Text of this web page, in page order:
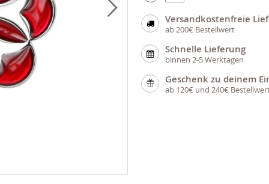
Versandkostenfreie
ab 200€ Bestellwert
Schnelle Lieferung
binnen 2-5 Werktagen
Geschenk zu deinem
ab 120€ und 240€